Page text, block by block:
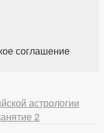
соглашение
астрологии
2